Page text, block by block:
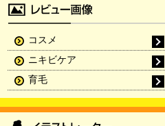
コスメ
ニキビケア
育毛